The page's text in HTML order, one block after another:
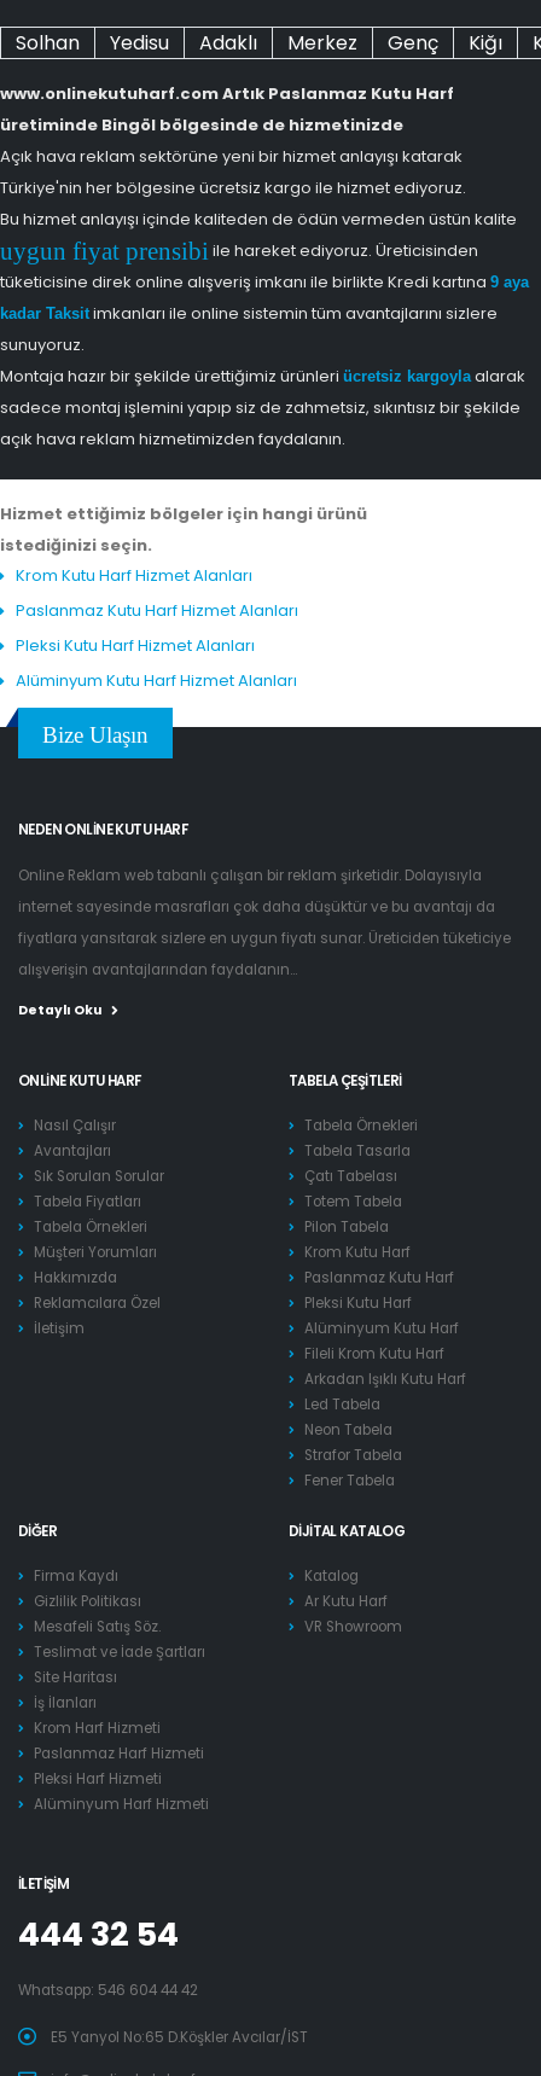
Solhan Yedisu Adaklı Merkez Genç Kiğı
www.onlinekutuharf.com Artık Paslanmaz Kutu Harf
üretiminde Bingöl bölgesinde de hizmetinizde
Açık hava reklam sektörüne yeni bir hizmet anlayışı katarak
Türkiye'nin her bölgesine ücretsiz kargo ile hizmet ediyoruz.
Bu hizmet anlayışı içinde kaliteden de ödün vermeden üstün kalite
uygun fiyat prensibi ile hareket ediyoruz. Üreticisinden
tüketicisine direk online alışveriş imkanı ile birlikte Kredi kartına 9 aya
kadar Taksitimkanları ile online sistemin tüm avantajlarını sizlere
sunuyoruz.
Montaja hazır bir şekilde ürettiğimiz ürünleri ücretsiz kargoylaalarak
sadece montaj işlemini yapıp siz de zahmetsiz, sıkıntısız bir şekilde
açık hava reklam hizmetimizden faydalanın.
Hizmet ettiğimiz bölgeler için hangi ürünü
istediğinizi seçin.
Krom Kutu Harf Hizmet Alanları
Paslanmaz Kutu Harf Hizmet Alanları
Pleksi Kutu Harf Hizmet Alanları
Alüminyum Kutu Harf Hizmet Alanları
Bize Ulaşın
NEDEN ONLINE KUTU HARF
Online Reklam web tabanlı çalışan bir reklam şirketidir. Dolayısıyla
internet sayesinde masrafları çok daha düşüktür ve bu avantajı da
fiyatlara yansıtarak sizlere en uygun fiyatı sunar. Üreticiden tüketiciye
alışverişin avantajlarından faydalanın...
Detaylı Oku
ONLINE KUTU HARF
Nasıl Çalışır
Avantajları
Sık Sorulan Sorular
Tabela Fiyatları
Tabela Örnekleri
Müşteri Yorumları
Hakkımızda
Reklamcılara Özel
İletişim
TABELA ÇEŞITLERI
Tabela Örnekleri
Tabela Tasarla
Çatı Tabelası
Totem Tabela
Pilon Tabela
Krom Kutu Harf
Paslanmaz Kutu Harf
Pleksi Kutu Harf
Alüminyum Kutu Harf
Fileli Krom Kutu Harf
Arkadan Işıklı Kutu Harf
Led Tabela
Neon Tabela
Strafor Tabela
Fener Tabela
DIĞER
Firma Kaydı
Gizlilik Politikası
Mesafeli Satış Söz.
Teslimat ve İade Şartları
Site Haritası
İş İlanları
Krom Harf Hizmeti
Paslanmaz Harf Hizmeti
Pleksi Harf Hizmeti
Alüminyum Harf Hizmeti
DIJITAL KATALOG
Katalog
Ar Kutu Harf
VR Showroom
İLETIŞIM
444 32 54
Whatsapp: 546 604 44 42
E5 Yanyol No:65 D.Köşkler Avcılar/İST